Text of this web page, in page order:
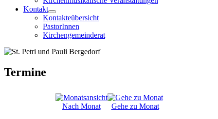
Kontakt
Kontakteübersicht
PastorInnen
Kirchengemeinderat
Termine
Nach Monat Gehe zu Monat